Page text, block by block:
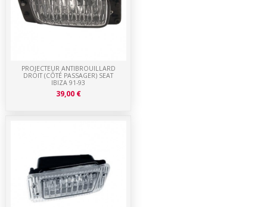
PROJECTEUR ANTIBROUILLARD
DROIT (CÔTÉ PASSAGER) SEAT
IBIZA 91-93
39,00 €